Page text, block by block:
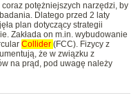
coraz potężniejszych narzędzi, by
Dlatego przed 2 laty
plan dotyczący strategii
Zakłada on m.in. wybudowanie
Collider (FCC). Fizycy z
że w związku z
na prąd, pod uwagę należy